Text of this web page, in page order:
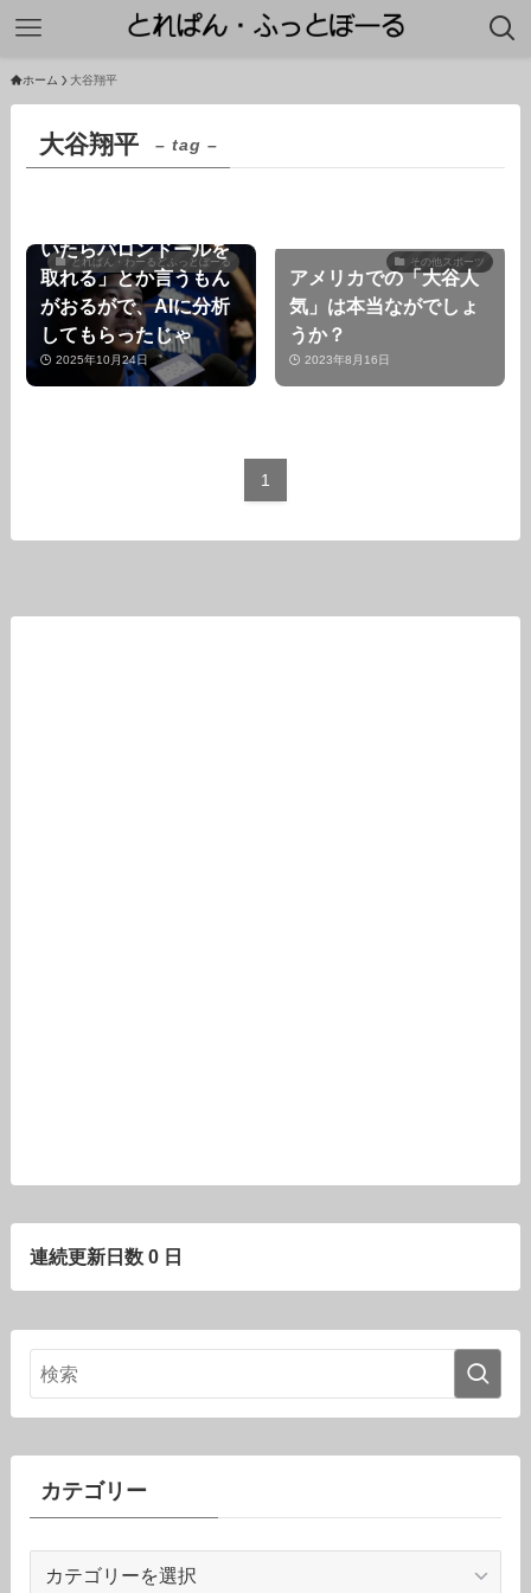
ホーム 大谷翔平
大谷翔平 – tag –
とれぱん・わーるどふっとぼーる
いたらバロンドールを
取れる」とか言うもん
がおるがで、AIに分析
してもらったじゃ
2025年10月24日
その他スポーツ
アメリカでの「大谷人
気」は本当ながでしょ
うか？
2023年8月16日
1
連続更新日数 0 日
カテゴリー